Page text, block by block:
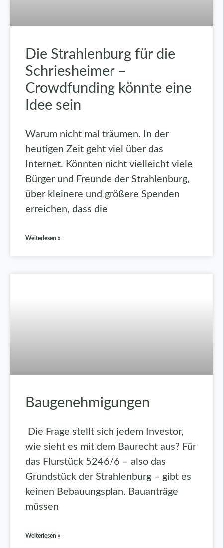
Die Strahlenburg für die
Schriesheimer –
Crowdfunding könnte eine
Idee sein
Warum nicht mal träumen. In der
heutigen Zeit geht viel über das
Internet. Könnten nicht vielleicht viele
Bürger und Freunde der Strahlenburg,
über kleinere und größere Spenden
erreichen, dass die
Weiterlesen »
Baugenehmigungen
Die Frage stellt sich jedem Investor,
wie sieht es mit dem Baurecht aus? Für
das Flurstück 5246/6 – also das
Grundstück der Strahlenburg – gibt es
keinen Bebauungsplan. Bauanträge
müssen
Weiterlesen »